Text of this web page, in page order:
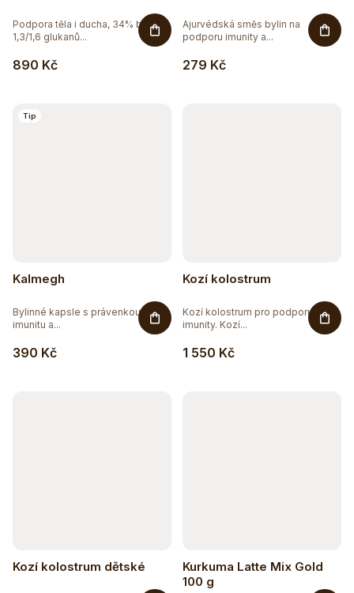
890 Kč
Podpora těla i ducha, 34% beta
1,3/1,6 glukanů...
279 Kč
Ajurvédská směs bylin na
podporu imunity a...
Tip
Kalmegh
390 Kč
Bylinné kapsle s právenkou pro
imunitu a...
Kozí kolostrum
1 550 Kč
Kozí kolostrum pro podporu
imunity. Kozí...
Kozí kolostrum dětské
Kurkuma Latte Mix Gold
100 g